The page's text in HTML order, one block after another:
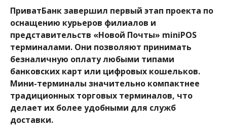
ПриватБанк завершил первый этап проекта по
оснащению курьеров филиалов и
представительств «Новой Почты» miniPOS
терминалами. Они позволяют принимать
безналичную оплату любыми типами
банковских карт или цифровых кошельков.
Мини-терминалы значительно компактнее
традиционных торговых терминалов, что
делает их более удобными для служб
доставки.